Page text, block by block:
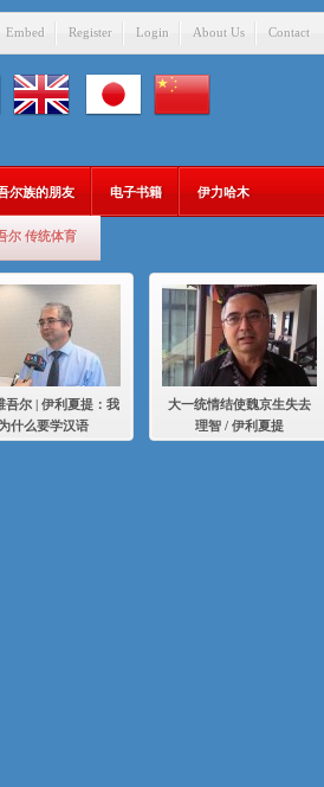
Embed Register Login About Us Contact
尔族的朋友 电子书籍 伊力哈木
尔 传统体育
吾尔 | 伊利夏提：我
为什么要学汉语
大一统情结使魏京生失去
理智 / 伊利夏提